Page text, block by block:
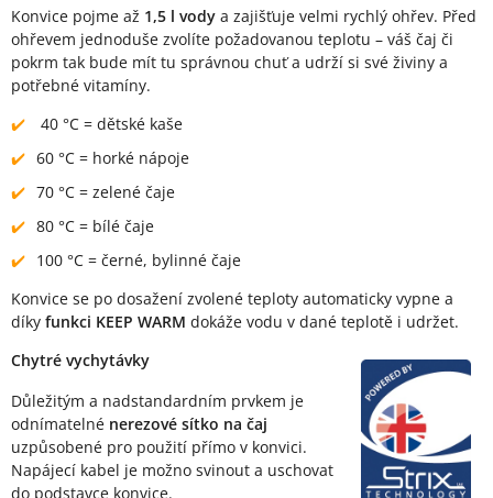
Konvice pojme až 1,5 l vody a zajišťuje velmi rychlý ohřev. Před
ohřevem jednoduše zvolíte požadovanou teplotu – váš čaj či
pokrm tak bude mít tu správnou chuť a udrží si své živiny a
potřebné vitamíny.
40 °C = dětské kaše
60 °C = horké nápoje
70 °C = zelené čaje
80 °C = bílé čaje
100 °C = černé, bylinné čaje
Konvice se po dosažení zvolené teploty automaticky vypne a
díky funkci KEEP WARM dokáže vodu v dané teplotě i udržet.
Chytré vychytávky
Důležitým a nadstandardním prvkem je
odnímatelné nerezové sítko na čaj
uzpůsobené pro použití přímo v konvici.
Napájecí kabel je možno svinout a uschovat
do podstavce konvice.